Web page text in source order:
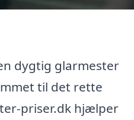
dygtig glarmester
til det rette
priser.dk hjælper